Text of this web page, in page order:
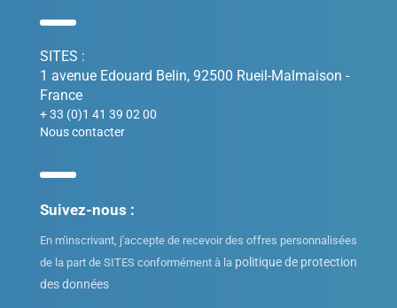
SITES :
1 avenue Edouard Belin, 92500 Rueil-Malmaison -
France
+ 33 (0)1 41 39 02 00
Nous contacter
Suivez-nous :
En m'inscrivant, j'accepte de recevoir des offres personnalisées
de la part de SITES conformément à la politique de protection
des données